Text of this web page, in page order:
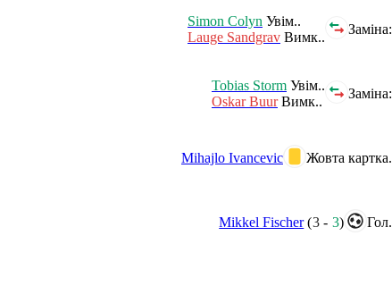
Заміна:
Simon Colyn Увім..
Lauge Sandgrav Вимк..
Заміна:
Tobias Storm Увім..
Oskar BuurВимк..
Жовта картка.
Mihajlo Ivancevic
Гол.
Mikkel Fischer (3- 3)